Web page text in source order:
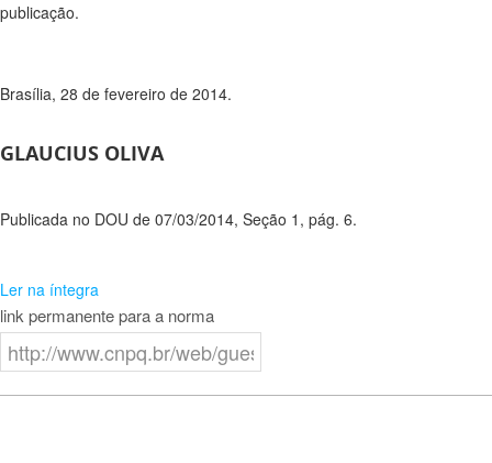
publicação.
Brasília, 28 de fevereiro de 2014.
GLAUCIUS OLIVA
Publicada no DOU de 07/03/2014, Seção 1, pág. 6.
Ler na íntegra
link permanente para a norma